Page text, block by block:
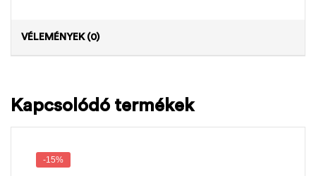
VÉLEMÉNYEK (0)
Kapcsolódó termékek
-15%